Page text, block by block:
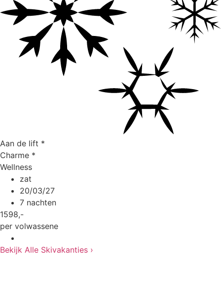
Aan de lift *
Charme *
Wellness
zat
20/03/27
7 nachten
1598,-
per volwassene
Bekijk Alle Skivakanties ›